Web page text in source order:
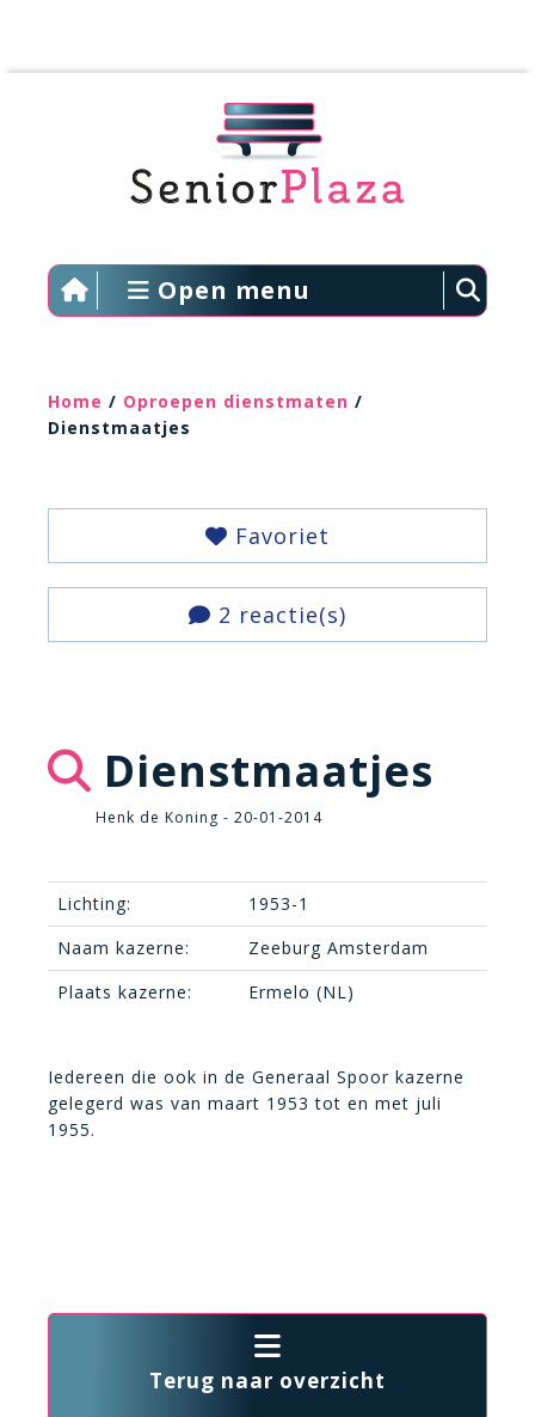
Open menu
Home / Oproepen dienstmaten /
Dienstmaatjes
Favoriet
2 reactie(s)
Dienstmaatjes
Henk de Koning - 20-01-2014
Lichting:
1953-1
Naam kazerne:
Zeeburg Amsterdam
Plaats kazerne:
Ermelo (NL)
Iedereen die ook in de Generaal Spoor kazerne
gelegerd was van maart 1953 tot en met juli
1955.
Terug naar overzicht